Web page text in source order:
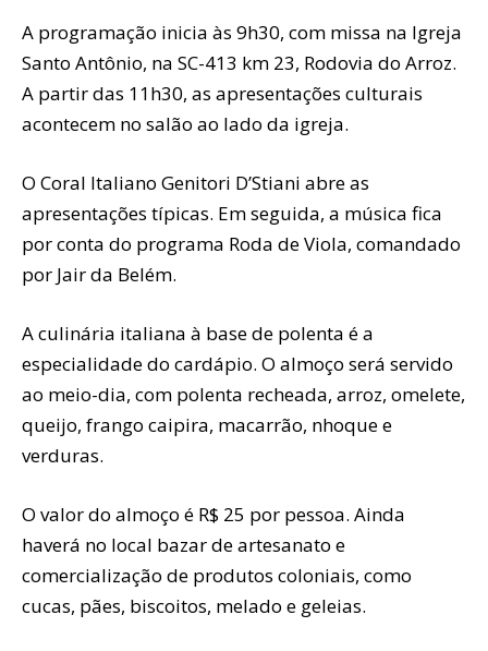
A programação inicia às 9h30, com missa na Igreja
Santo Antônio, na SC-413 km 23, Rodovia do Arroz.
A partir das 11h30, as apresentações culturais
acontecem no salão ao lado da igreja.
O Coral Italiano Genitori D’Stiani abre as
apresentações típicas. Em seguida, a música fica
por conta do programa Roda de Viola, comandado
por Jair da Belém.
A culinária italiana à base de polenta é a
especialidade do cardápio. O almoço será servido
ao meio-dia, com polenta recheada, arroz, omelete,
queijo, frango caipira, macarrão, nhoque e
verduras.
O valor do almoço é R$ 25 por pessoa. Ainda
haverá no local bazar de artesanato e
comercialização de produtos coloniais, como
cucas, pães, biscoitos, melado e geleias.